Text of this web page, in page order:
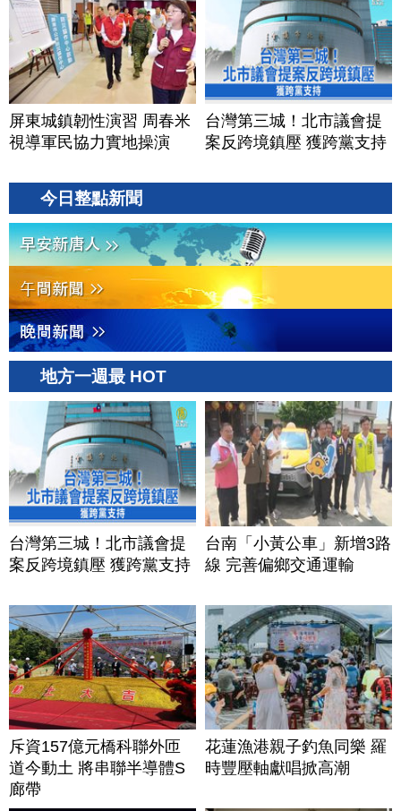
屏東城鎮韌性演習 周春米
視導軍民協力實地操演
台灣第三城！北市議會提
案反跨境鎮壓 獲跨黨支持
今日整點新聞
地方一週最 HOT
台灣第三城！北市議會提
案反跨境鎮壓 獲跨黨支持
台南「小黃公車」新增3路
線 完善偏鄉交通運輸
斥資157億元橋科聯外匝
道今動土 將串聯半導體S
廊帶
花蓮漁港親子釣魚同樂 羅
時豐壓軸獻唱掀高潮